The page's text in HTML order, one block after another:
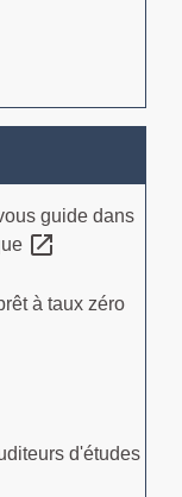
guide dans
open_in_new
à taux zéro
d'études